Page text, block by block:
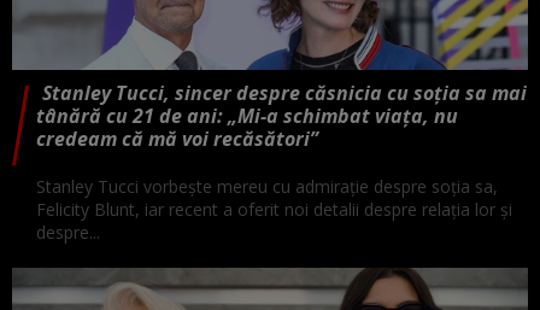
Stanley Tucci, sincer despre căsnicia cu soția sa mai
tânără cu 21 de ani: „Mi-a schimbat viața, nu
credeam că mă voi recăsători”
Stanley Tucci vorbește mereu cu admirație despre soția sa,
Felicity Blunt, iar recent a oferit noi detalii despre relația lor și
despre...